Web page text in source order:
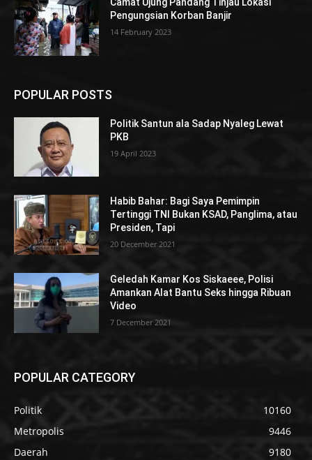
Pengungsian Korban Banjir
14 February 2023
POPULAR POSTS
Politik Santun ala Sadap Nyaleg Lewat
PKB
19 April 2023
Habib Bahar: Bagi Saya Pemimpin
Tertinggi TNI Bukan KSAD, Panglima, atau
Presiden, Tapi
20 December 2021
Geledah Kamar Kos Siskaeee, Polisi
Amankan Alat Bantu Seks hingga Ribuan
Video
7 December 2021
POPULAR CATEGORY
Politik
10160
Metropolis
9446
Daerah
9180